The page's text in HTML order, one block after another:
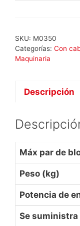
4000
cantidad
SKU: M0350
Categorías: Con
Maquinaria
Descripción
Máx par de
Peso (kg)
Potencia de
Se suministra